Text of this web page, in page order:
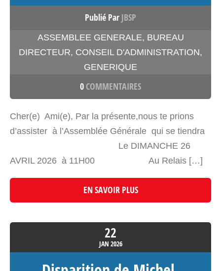
Publié Par JBSP
ASSEMBLEE GENERALE, BUREAU
DIRECTEUR, CONSEIL D'ADMINISTRATION,
GENERIQUE
0 COMMENTAIRES
Cher(e) Ami(e), Par la présente,nous te prions
d’assister à l’Assemblée Générale qui se tiendra
Le DIMANCHE 26
AVRIL 2026 à 11H00 Au Relais […]
EN SAVOIR PLUS
22
JAN 2026